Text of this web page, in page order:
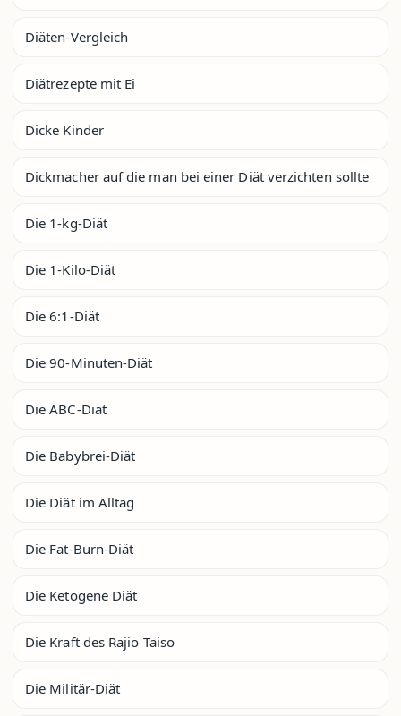
Diäten-Vergleich
Diätrezepte mit Ei
Dicke Kinder
Dickmacher auf die man bei einer Diät verzichten sollte
Die 1-kg-Diät
Die 1-Kilo-Diät
Die 6:1-Diät
Die 90-Minuten-Diät
Die ABC-Diät
Die Babybrei-Diät
Die Diät im Alltag
Die Fat-Burn-Diät
Die Ketogene Diät
Die Kraft des Rajio Taiso
Die Militär-Diät